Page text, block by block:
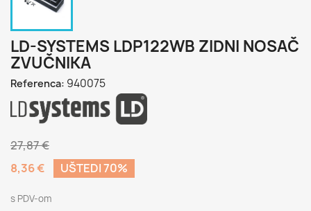
LD-SYSTEMS LDP122WB ZIDNI NOSAČ
ZVUČNIKA
Referenca: 940075
27,87 €
8,36 €
UŠTEDI 70%
s PDV-om